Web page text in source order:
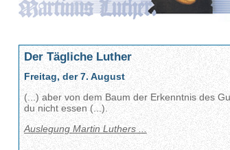
Der Tägliche Luther
Freitag, der 7. August
(...) aber von dem Baum der Erkenntnis des
du nicht essen (...).
Auslegung Martin Luthers ...